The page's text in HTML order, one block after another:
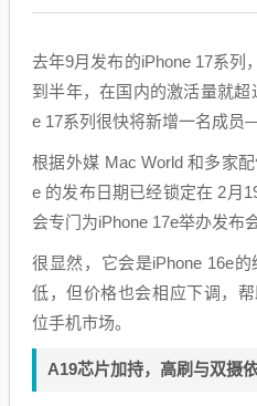
去年9月发布的iPhone 17系列
到半年，在国内的激活量就
e 17系列很快将新增一名成员
根据外媒 Mac World 和多家
e 的发布日期已经锁定在 2月
会专门为iPhone 17e举办发布
很显然，它会是iPhone 16e
低，但价格也会相应下调，
位手机市场。
A19芯片加持，高刷与双摄